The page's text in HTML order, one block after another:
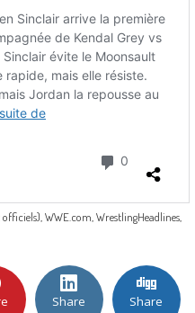
WWE.com, WrestlingHeadlines,
Share Share